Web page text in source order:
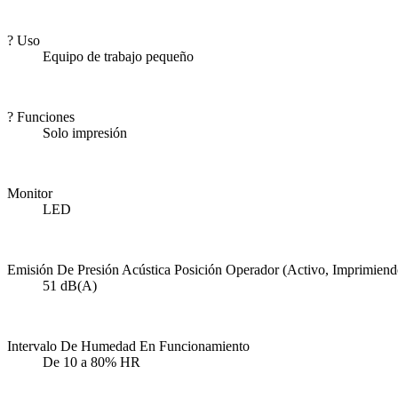
? Uso
Equipo de trabajo pequeño
? Funciones
Solo impresión
Monitor
LED
Emisión De Presión Acústica Posición Operador (Activo,
51 dB(A)
Intervalo De Humedad En Funcionamiento
De 10 a 80% HR